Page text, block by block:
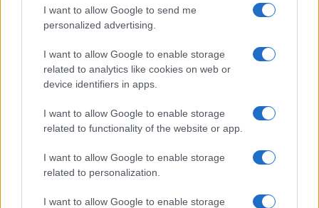
I want to allow Google to send me
personalized advertising.
I want to allow Google to enable storage
related to analytics like cookies on web or
device identifiers in apps.
I want to allow Google to enable storage
related to functionality of the website or app.
I want to allow Google to enable storage
related to personalization.
I want to allow Google to enable storage
Le ultime offerte di lavoro a Olbia e in Gallura
Cumuli di rifiuti a Santa Teresa Gallura, la
segnalazione dei residenti